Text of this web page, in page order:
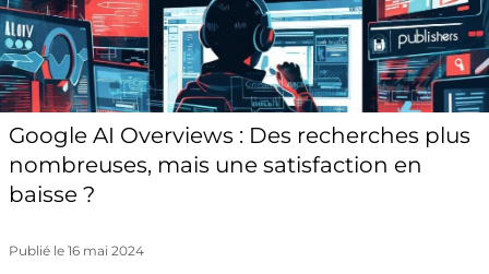
Google AI Overviews : Des recherches plus
nombreuses, mais une satisfaction en
baisse ?
Publié le 16 mai 2024